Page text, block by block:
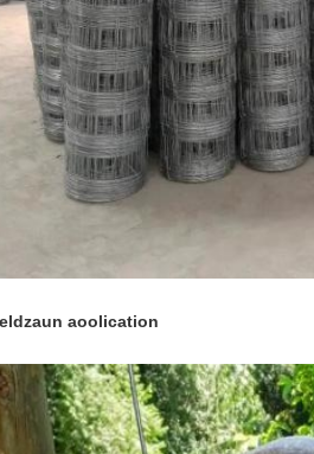
aoolication